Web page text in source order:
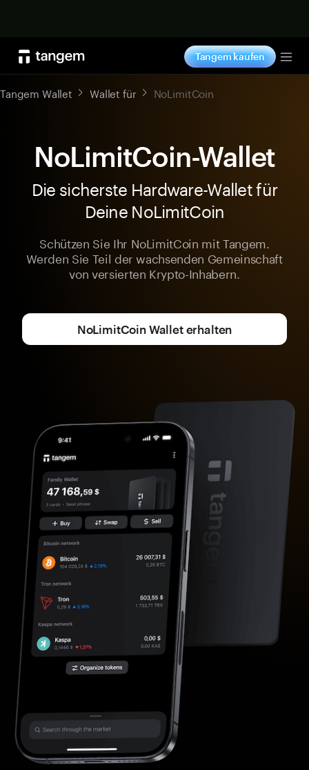
Tangem kaufen
Tangem Wallet Wallet für NoLimitCoin
NoLimitCoin-Wallet
Die sicherste Hardware-Wallet für
Deine NoLimitCoin
Schützen Sie Ihr NoLimitCoin mit Tangem.
Werden Sie Teil der wachsenden Gemeinschaft
von versierten Krypto-Inhabern.
NoLimitCoin Wallet erhalten